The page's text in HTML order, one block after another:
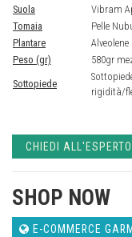
Suola
Vibram
Tomaia
Pelle
Plantare
Alveolene
Peso (gr)
580gr
Sottopiede
rigidità/
CHIEDI ALL'ESPERTO
SHOP NOW
E-COMMERCE